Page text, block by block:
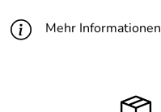
Mehr Informationen